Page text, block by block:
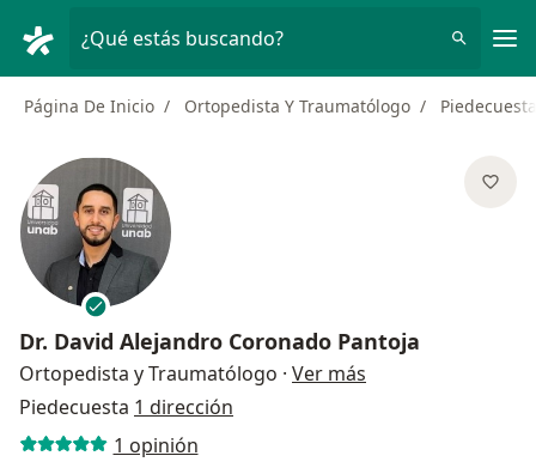
¿Qué estás buscando?
Página De Inicio Ortopedista Y Traumatólogo Piedecuesta
Dr. David Alejandro Coronado Pantoja
Ortopedista y Traumatólogo · Ver más
Piedecuesta 1 dirección
1 opinión